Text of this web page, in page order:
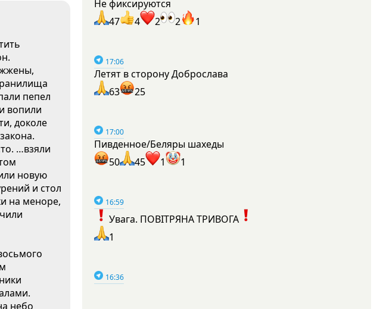
пепел
вопили
доколе
…взяли
новую
и стол
на меноре,
небо
Не фиксируются
47
4 2 2 1
17:06
Летят в сторону Доброслава
63
25
17:00
Пивденное/Беляры шахеды
50
45 1 1
16:59
Увага. ПОВІТРЯНА ТРИВОГА
1
16:36